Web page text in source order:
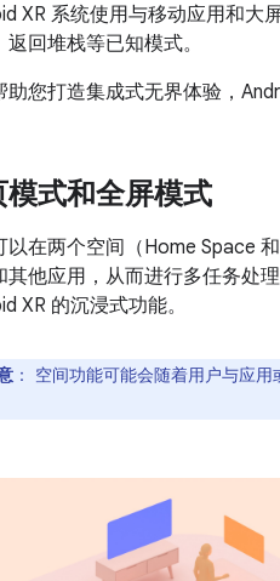
XR 系统使用与移动应用和大
返回堆栈等已知模式。
助您打造集成式无界体验，
模式和全屏模式
以在两个空间（Home Space
其他应用，从而进行多任务处
XR 的沉浸式功能。
： 空间功能可能会随着用户与应